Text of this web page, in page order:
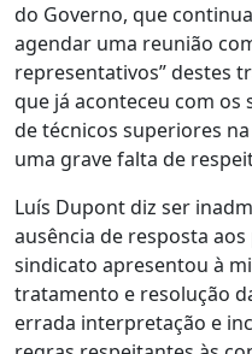
do Governo, que
agendar uma reunião
representativos” destes
que já aconteceu com
de técnicos superiores
uma grave falta de
Luís Dupont diz ser
ausência de resposta
sindicato apresentou à
tratamento e resolução
errada interpretação e